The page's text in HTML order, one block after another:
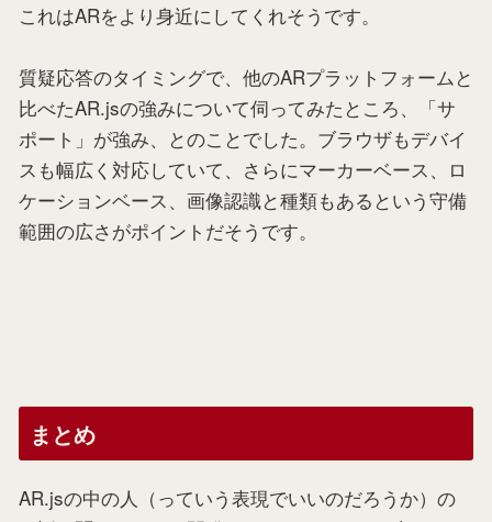
これはARをより身近にしてくれそうです。
質疑応答のタイミングで、他のARプラットフォームと
比べたAR.jsの強みについて伺ってみたところ、「サ
ポート」が強み、とのことでした。ブラウザもデバイ
スも幅広く対応していて、さらにマーカーベース、ロ
ケーションベース、画像認識と種類もあるという守備
範囲の広さがポイントだそうです。
まとめ
AR.jsの中の人（っていう表現でいいのだろうか）の